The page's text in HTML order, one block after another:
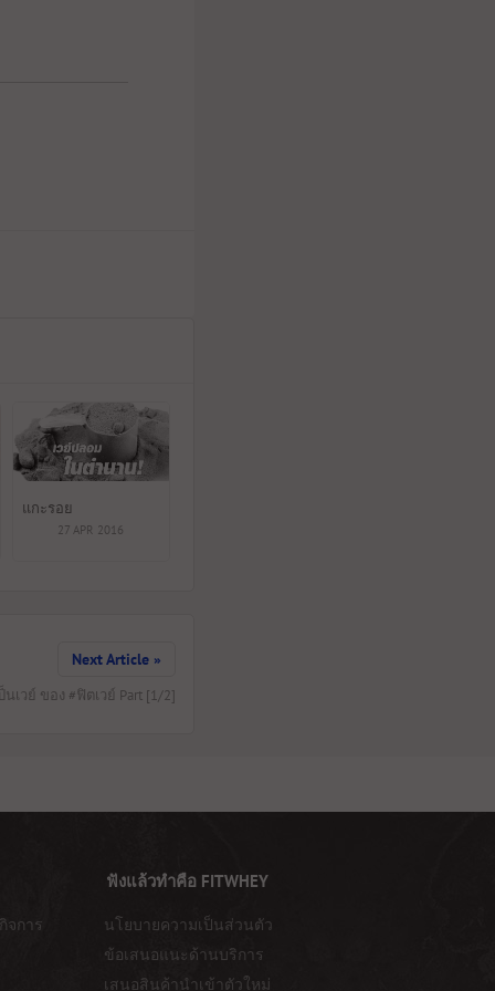
แกะรอย
27 APR 2016
Next Article »
นเวย์ ของ #ฟิตเวย์ Part [1/2]
ฟังแล้วทำคือ FITWHEY
จการ
นโยบายความเป็นส่วนตัว
ข้อเสนอแนะด้านบริการ
เสนอสินค้านำเข้าตัวใหม่